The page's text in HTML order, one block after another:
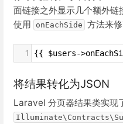
面链接之外显示几个额外链
使用
onEachSide 方法来
1 {{ $users-
将结果转化为JSON
Laravel 分页器结果类实现